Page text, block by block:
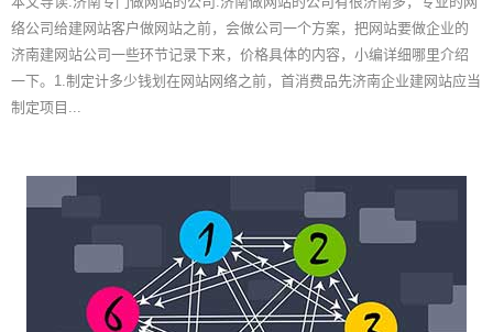
络公司给建网站客户做网站之前，会做公司一个方案，把网站要做企业的
济南建网站公司一些环节记录下来，价格具体的内容，小编详细哪里介绍
一下。1.制定计多少钱划在网站网络之前，首消费品先济南企业建网站应当
制定项目...